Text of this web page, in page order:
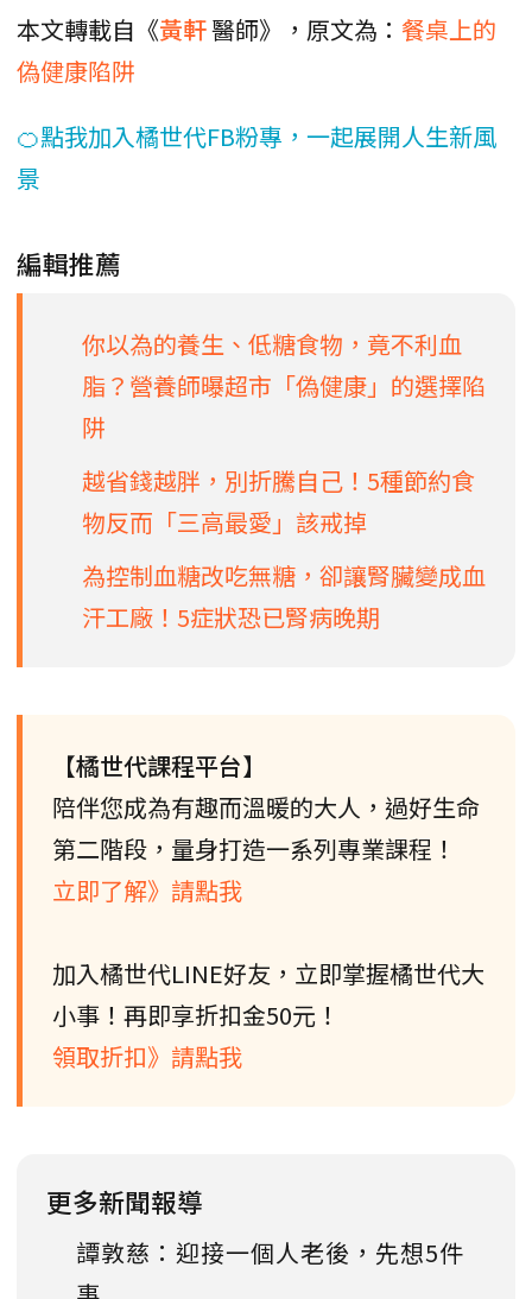
本文轉載自《黃軒醫師》，原文為： 餐桌上的
偽健康陷阱
🍊點我加入橘世代FB粉專，一起展開人生新風
景
編輯推薦
你以為的養生、低糖食物，竟不利血
脂？營養師曝超市「偽健康」的選擇陷
阱
越省錢越胖，別折騰自己！5種節約食
物反而「三高最愛」該戒掉
為控制血糖改吃無糖，卻讓腎臟變成血
汗工廠！5症狀恐已腎病晚期
【橘世代課程平台】
陪伴您成為有趣而溫暖的大人，過好生命
第二階段，量身打造一系列專業課程！
立即了解》請點我
加入橘世代LINE好友，立即掌握橘世代大
小事！再即享折扣金50元！
領取折扣》請點我
更多新聞報導
譚敦慈：迎接一個人老後，先想5件